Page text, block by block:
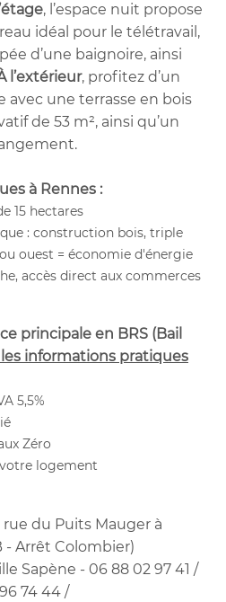
, l’espace nuit propose
idéal pour le télétravail,
d’une baignoire, ainsi
l’extérieur, profitez d’un
avec une terrasse en bois
de 53 m², ainsi qu’un
à Rennes :
15 hectares
: construction bois, triple
ouest = économie d'énergie
accès direct aux commerces
principale en BRS (Bail
informations pratiques
5,5%
Zéro
logement
rue du Puits Mauger à
- Arrêt Colombier)
Sapène - 06 88 02 97 41 /
74 44 /